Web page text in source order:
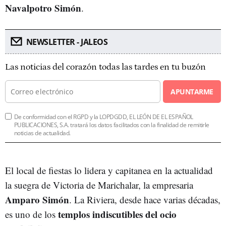
Navalpotro Simón.
NEWSLETTER - JALEOS
Las noticias del corazón todas las tardes en tu buzón
APUNTARME
De conformidad con el RGPD y la LOPDGDD, EL LEÓN DE EL ESPAÑOL
PUBLICACIONES, S.A. tratará los datos facilitados con la finalidad de remitirle
noticias de actualidad.
El local de fiestas lo lidera y capitanea en la actualidad
la suegra de Victoria de Marichalar, la empresaria
Amparo Simón. La Riviera, desde hace varias décadas,
es uno de los templos indiscutibles del ocio